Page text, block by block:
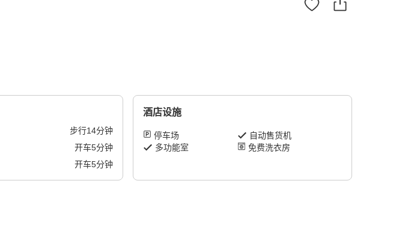
步行14分钟
开车5分钟
开车5分钟
酒店设施
停车场
自动售货机
多功能室
免费洗衣房